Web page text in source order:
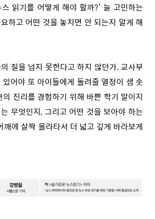
읽기를 어떻게 해야 할까?’ 늘 고민하는
하고 어떤 것을 놓치면 안 되는지 알게 해
질을 넘지 못한다고 하지 않던가. 교사부
어야 또 아이들에게 돌려줄 열정이 샘 솟
진리를 경험하기 위해 바쁜 학기 말이지
무엇인지, 그리고 어떤 것을 보아야 하는
깨에 살짝 올라타서 더 넓고 깊게 바라보게